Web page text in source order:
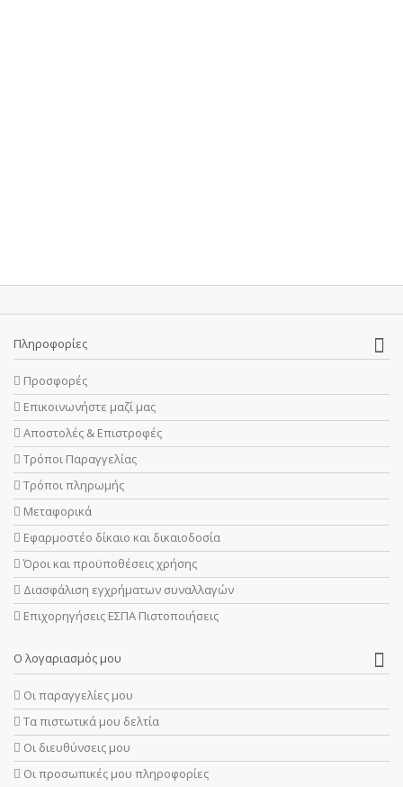
Πληροφορίες
Προσφορές
Επικοινωνήστε μαζί μας
Αποστολές & Επιστροφές
Τρόποι Παραγγελίας
Τρόποι πληρωμής
Μεταφορικά
Εφαρμοστέο δίκαιο και δικαιοδοσία
Όροι και προϋποθέσεις χρήσης
Διασφάλιση εγχρήματων συναλλαγών
Επιχορηγήσεις ΕΣΠΑ Πιστοποιήσεις
Ο λογαριασμός μου
Οι παραγγελίες μου
Τα πιστωτικά μου δελτία
Οι διευθύνσεις μου
Οι προσωπικές μου πληροφορίες